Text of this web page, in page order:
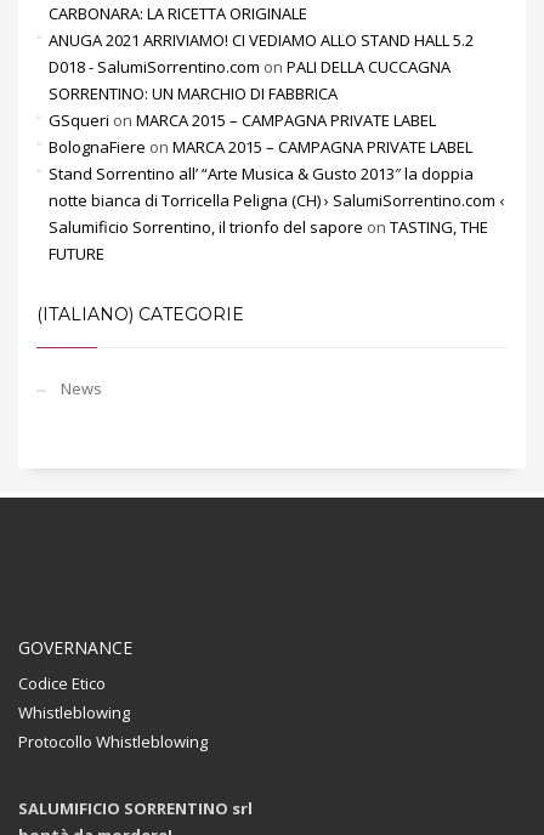
CARBONARA: LA RICETTA ORIGINALE
ANUGA 2021 ARRIVIAMO! CI VEDIAMO ALLO STAND HALL 5.2
D018 - SalumiSorrentino.com on PALI DELLA CUCCAGNA
SORRENTINO: UN MARCHIO DI FABBRICA
GSqueri on MARCA 2015 – CAMPAGNA PRIVATE LABEL
BolognaFiere on MARCA 2015 – CAMPAGNA PRIVATE LABEL
Stand Sorrentino all’ “Arte Musica & Gusto 2013″ la doppia
notte bianca di Torricella Peligna (CH) › SalumiSorrentino.com ‹
Salumificio Sorrentino, il trionfo del sapore on TASTING, THE
FUTURE
(ITALIANO) CATEGORIE
News
GOVERNANCE
Codice Etico
Whistleblowing
Protocollo Whistleblowing
SALUMIFICIO SORRENTINO srl